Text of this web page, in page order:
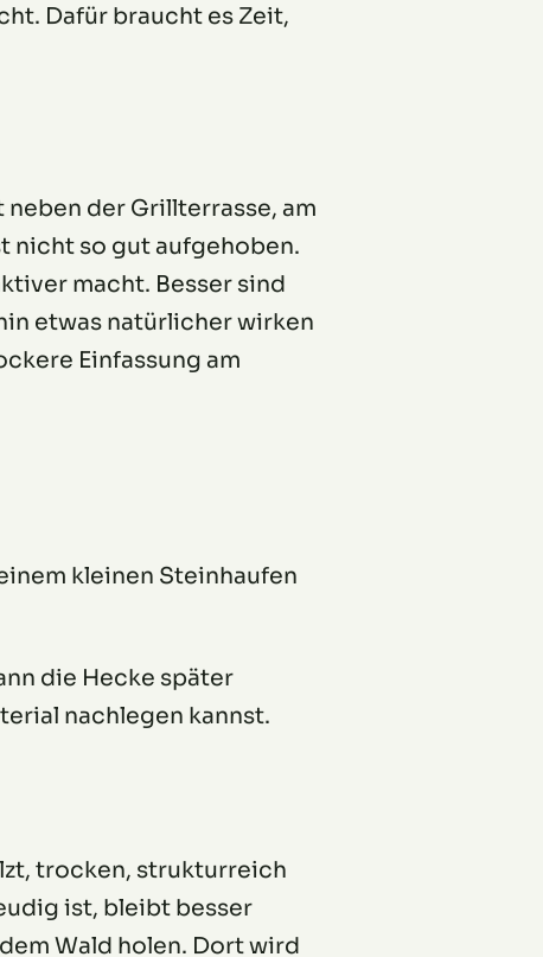
Dafür braucht es Zeit,
der Grillterrasse, am
nicht so gut aufgehoben.
macht. Besser sind
etwas natürlicher wirken
Einfassung am
kleinen Steinhaufen
die Hecke später
nachlegen kannst.
trocken, strukturreich
ist, bleibt besser
Wald holen. Dort wird